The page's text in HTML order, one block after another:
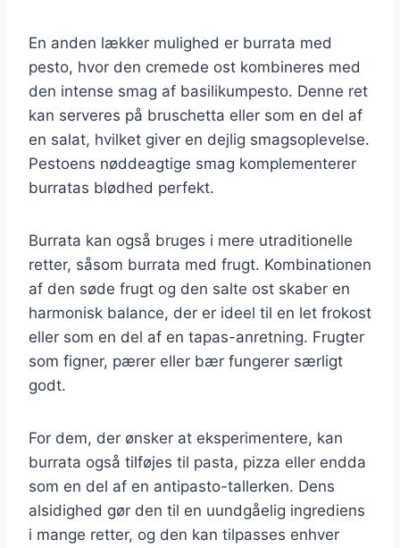
En anden lækker mulighed er burrata med
pesto, hvor den cremede ost kombineres med
den intense smag af basilikumpesto. Denne ret
kan serveres på bruschetta eller som en del af
en salat, hvilket giver en dejlig smagsoplevelse.
Pestoens nøddeagtige smag komplementerer
burratas blødhed perfekt.
Burrata kan også bruges i mere utraditionelle
retter, såsom burrata med frugt. Kombinationen
af den søde frugt og den salte ost skaber en
harmonisk balance, der er ideel til en let frokost
eller som en del af en tapas-anretning. Frugter
som figner, pærer eller bær fungerer særligt
godt.
For dem, der ønsker at eksperimentere, kan
burrata også tilføjes til pasta, pizza eller endda
som en del af en antipasto-tallerken. Dens
alsidighed gør den til en uundgåelig ingrediens
i mange retter, og den kan tilpasses enhver